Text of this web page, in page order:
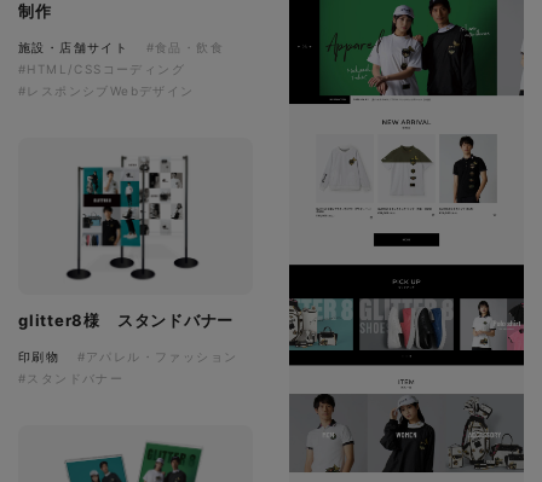
制作
施設・店舗サイト
#食品・飲食
#HTML/CSSコーディング
#レスポンシブWebデザイン
glitter8様 スタンドバナー
印刷物
#アパレル・ファッション
#スタンドバナー